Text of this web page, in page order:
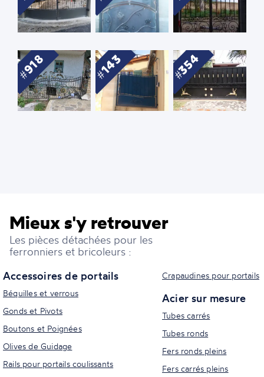
918 143 354
Mieux s'y retrouver
Les pièces détachées pour les
ferronniers et bricoleurs :
Accessoires de portails
Béquilles et verrous
Gonds et Pivots
Boutons et Poignées
Olives de Guidage
Rails pour portails coulissants
Crapaudines pour portails
Acier sur mesure
Tubes carrés
Tubes ronds
Fers ronds pleins
Fers carrés pleins